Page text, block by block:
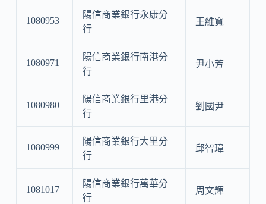
1080953
陽信商業銀行永康分
行
王維寬
1080971
陽信商業銀行南港分
行
尹小芳
1080980
陽信商業銀行里港分
行
劉國尹
1080999
陽信商業銀行大里分
行
邱智瑋
1081017
陽信商業銀行萬華分
行
周文輝